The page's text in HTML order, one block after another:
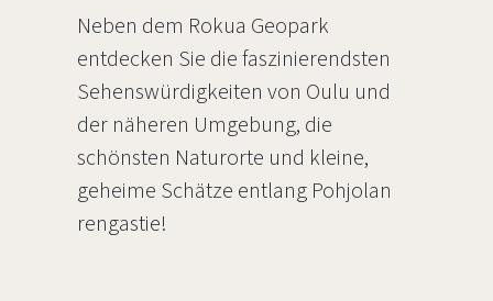
Neben dem Rokua Geopark
entdecken Sie die faszinierendsten
Sehenswürdigkeiten von Oulu und
der näheren Umgebung, die
schönsten Naturorte und kleine,
geheime Schätze entlang Pohjolan
rengastie!